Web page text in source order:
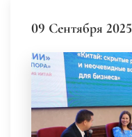
09 Сентября 2025